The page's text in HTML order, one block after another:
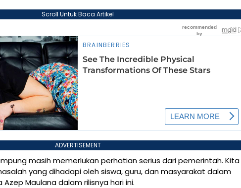
Scroll Untuk Baca Artikel
ADVERTISEMENT
masih memerlukan perhatian serius dari pemerintah. Kita
yang dihadapi oleh siswa, guru, dan masyarakat dalam
Maulana dalam rilisnya hari ini.